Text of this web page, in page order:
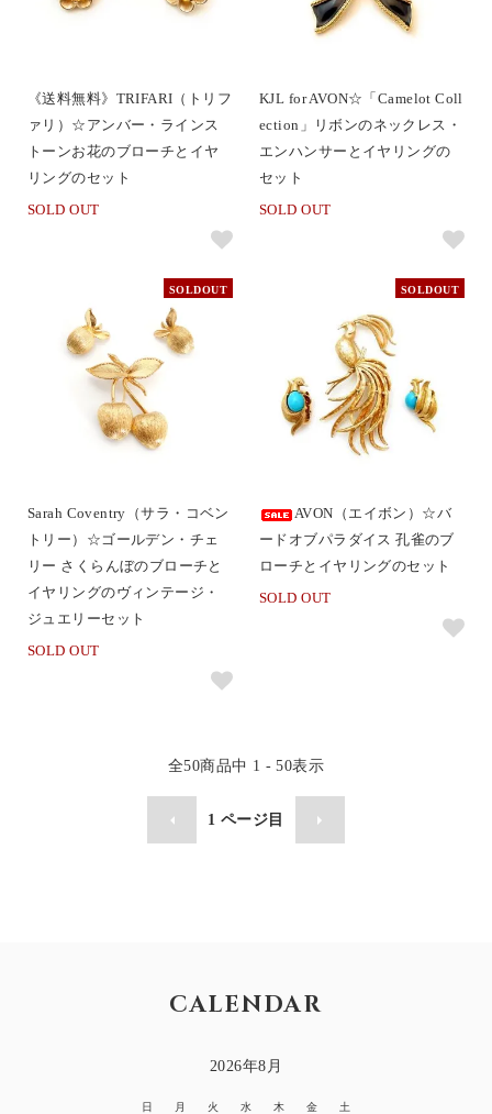
《送料無料》TRIFARI（トリフ
ァリ）☆アンバー・ラインス
トーンお花のブローチとイヤ
リングのセット
SOLD OUT
KJL for AVON☆「Camelot Coll
ection」リボンのネックレス・
エンハンサーとイヤリングの
セット
SOLD OUT
SOLDOUT
Sarah Coventry（サラ・コベン
トリー）☆ゴールデン・チェ
リー さくらんぼのブローチと
イヤリングのヴィンテージ・
ジュエリーセット
SOLD OUT
SOLDOUT
AVON（エイボン）☆バ
ードオブパラダイス 孔雀のブ
ローチとイヤリングのセット
SOLD OUT
全50商品中 1 - 50表示
1ページ目
CALENDAR
2026年8月
日 月 火 水 木 金 土